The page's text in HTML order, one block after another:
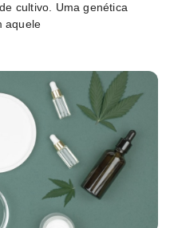
cultivo. Uma genética
aquele